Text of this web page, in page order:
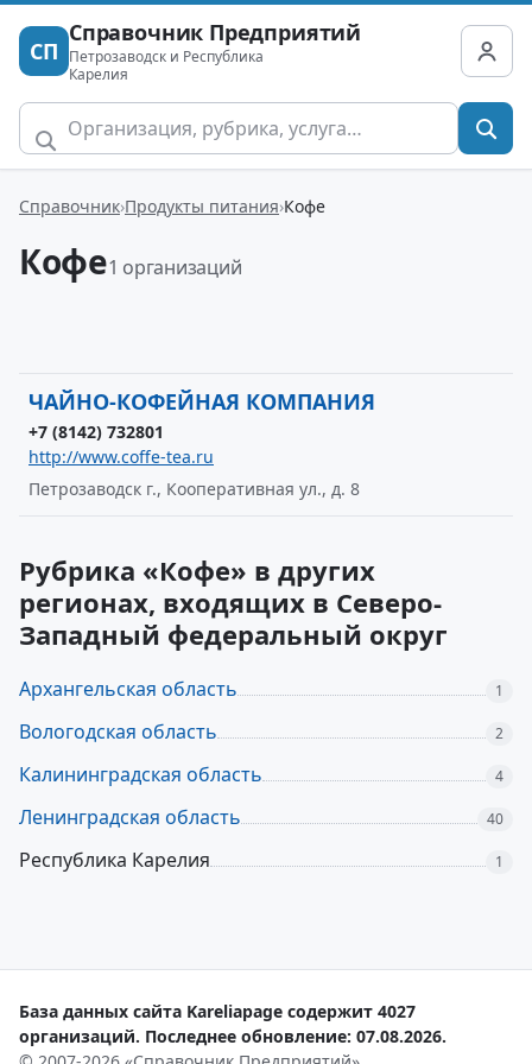
СП
Справочник Предприятий
Петрозаводск и Республика
Карелия
Справочник Продукты питания Кофе
Кофе1 организаций
ЧАЙНО-КОФЕЙНАЯ КОМПАНИЯ
+7 (8142) 732801
http://www.coffe-tea.ru
Петрозаводск г., Кооперативная ул., д. 8
Рубрика «Кофе» в других
регионах, входящих в Северо-
Западный федеральный округ
Архангельская область 1
Вологодская область 2
Калининградская область 4
Ленинградская область 40
Республика Карелия 1
База данных сайта Kareliapage содержит 4027
организаций. Последнее обновление: 07.08.2026.